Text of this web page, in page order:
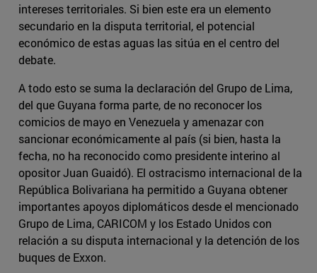
intereses territoriales. Si bien este era un elemento
secundario en la disputa territorial, el potencial
económico de estas aguas las sitúa en el centro del
debate.
A todo esto se suma la declaración del Grupo de Lima,
del que Guyana forma parte, de no reconocer los
comicios de mayo en Venezuela y amenazar con
sancionar económicamente al país (si bien, hasta la
fecha, no ha reconocido como presidente interino al
opositor Juan Guaidó). El ostracismo internacional de la
República Bolivariana ha permitido a Guyana obtener
importantes apoyos diplomáticos desde el mencionado
Grupo de Lima, CARICOM y los Estado Unidos con
relación a su disputa internacional y la detención de los
buques de Exxon.